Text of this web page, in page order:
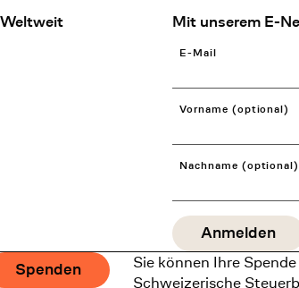
Weltweit Mit unserem E-
E-Mail
Vorname (optional)
Nachname (optional)
Spenden
Sie können Ihre
Schweizerische